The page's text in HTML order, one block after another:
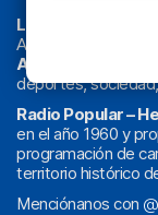
La radio sin
Actualidad y
Athletic
deportes,
Radio Popular –
en el año 1960 y
programación de
territorio histórico
Menciónanos con